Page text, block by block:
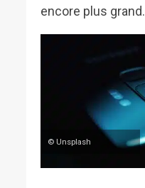
encore plus grand.
© Unsplash